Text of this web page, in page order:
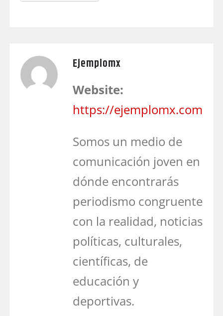
Ejemplomx
Website:
https://ejemplomx.com
Somos un medio de
comunicación joven en
dónde encontrarás
periodismo congruente
con la realidad, noticias
políticas, culturales,
científicas, de
educación y
deportivas.